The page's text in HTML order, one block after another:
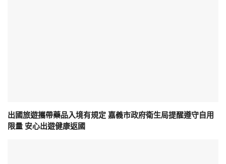
出國旅遊攜帶藥品入境有規定 嘉義市政府衛生局提醒遵守自用
限量 安心出遊健康返國